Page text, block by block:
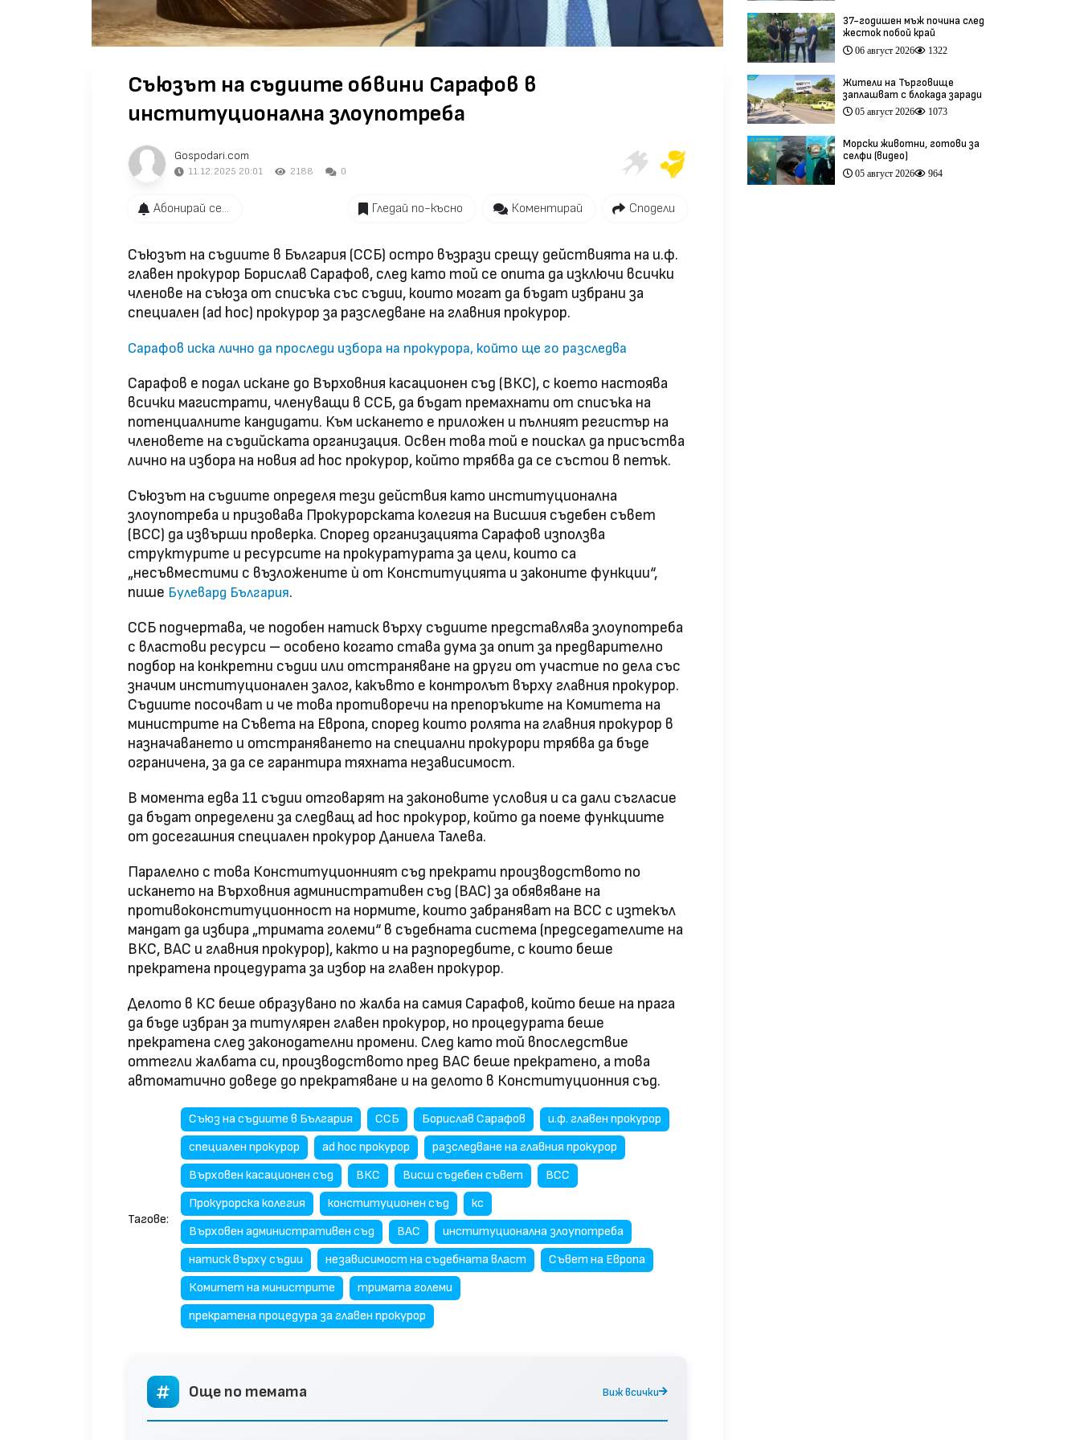
Съюзът на съдиите обвини Сарафов в
институционална злоупотреба
Gospodari.com
11.12.2025 20:01 2188 0
Абонирай се... Гледай по-късно Коментирай Сподели
Съюзът на съдиите в България (ССБ) остро възрази срещу действията на и.ф.
главен прокурор Борислав Сарафов, след като той се опита да изключи всички
членове на съюза от списъка със съдии, които могат да бъдат избрани за
специален (ad hoc) прокурор за разследване на главния прокурор.
Сарафов иска лично да проследи избора на прокурора, който ще го разследва
Сарафов е подал искане до Върховния касационен съд (ВКС), с което настоява
всички магистрати, членуващи в ССБ, да бъдат премахнати от списъка на
потенциалните кандидати. Към искането е приложен и пълният регистър на
членовете на съдийската организация. Освен това той е поискал да присъства
лично на избора на новия ad hoc прокурор, който трябва да се състои в петък.
Съюзът на съдиите определя тези действия като институционална
злоупотреба и призовава Прокурорската колегия на Висшия съдебен съвет
(ВСС) да извърши проверка. Според организацията Сарафов използва
структурите и ресурсите на прокуратурата за цели, които са
„несъвместими с възложените ѝ от Конституцията и законите функции“,
пише Булевард България.
ССБ подчертава, че подобен натиск върху съдиите представлява злоупотреба
с властови ресурси – особено когато става дума за опит за предварително
подбор на конкретни съдии или отстраняване на други от участие по дела със
значим институционален залог, какъвто е контролът върху главния прокурор.
Съдиите посочват и че това противоречи на препоръките на Комитета на
министрите на Съвета на Европа, според които ролята на главния прокурор в
назначаването и отстраняването на специални прокурори трябва да бъде
ограничена, за да се гарантира тяхната независимост.
В момента едва 11 съдии отговарят на законовите условия и са дали съгласие
да бъдат определени за следващ ad hoc прокурор, който да поеме функциите
от досегашния специален прокурор Даниела Талева.
Паралелно с това Конституционният съд прекрати производството по
искането на Върховния административен съд (ВАС) за обявяване на
противоконституционност на нормите, които забраняват на ВСС с изтекъл
мандат да избира „тримата големи“ в съдебната система (председателите на
ВКС, ВАС и главния прокурор), както и на разпоредбите, с които беше
прекратена процедурата за избор на главен прокурор.
Делото в КС беше образувано по жалба на самия Сарафов, който беше на прага
да бъде избран за титулярен главен прокурор, но процедурата беше
прекратена след законодателни промени. След като той впоследствие
оттегли жалбата си, производството пред ВАС беше прекратено, а това
автоматично доведе до прекратяване и на делото в Конституционния съд.
Тагове:
Съюз на съдиите в България ССБ Борислав Сарафов
и.ф. главен прокурор
специален прокурор
ad hoc прокурор
разследване на главния прокурор
Върховен касационен съд
ВКС Висш съдебен съвет
ВСС
Прокурорска колегия
конституционен съд
кс
Върховен административен съд
ВАС
институционална злоупотреба
натиск върху съдии
независимост на съдебната власт
Съвет на Европа
Комитет на министрите
тримата големи
прекратена процедура за главен прокурор
Още по темата Виж всички
37-годишен мъж почина след
жесток побой край
Младежкия хълм в Пловдив
(видео)
06 август 2026 1322
Жители на Търговище
заплашват с блокада заради
опасен участък на пътя
София–Варна (видео)
05 август 2026 1073
Морски животни, готови за
селфи (видео)
05 август 2026 964